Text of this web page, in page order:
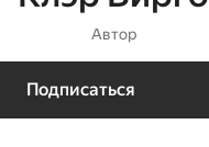
Автор
Подписаться